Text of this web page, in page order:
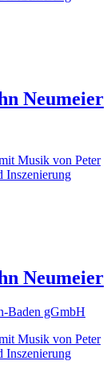
Neumeier
Musik von Peter
Inszenierung
Neumeier
Baden gGmbH
Musik von Peter
Inszenierung